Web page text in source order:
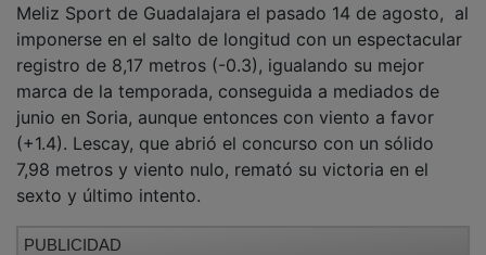
Meliz Sport de Guadalajara el pasado 14 de agosto, al
imponerse en el salto de longitud con un espectacular
registro de 8,17 metros (-0.3), igualando su mejor
marca de la temporada, conseguida a mediados de
junio en Soria, aunque entonces con viento a favor
(+1.4). Lescay, que abrió el concurso con un sólido
7,98 metros y viento nulo, remató su victoria en el
sexto y último intento.
PUBLICIDAD